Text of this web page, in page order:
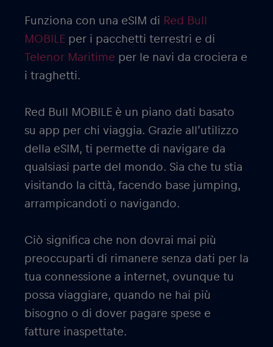
Funziona con una eSIM di Red Bull
MOBILE per i pacchetti terrestri e di
Telenor Maritime per le navi da crociera e
i traghetti.
Red Bull MOBILE è un piano dati basato
su app per chi viaggia. Grazie all’utilizzo
della eSIM, ti permette di navigare da
qualsiasi parte del mondo. Sia che tu stia
visitando la città, facendo base jumping,
arrampicandoti o navigando.
Ciò significa che non dovrai mai più
preoccuparti di rimanere senza dati per la
tua connessione a internet, ovunque tu
possa viaggiare, quando ne hai più
bisogno o di dover pagare spese e
fatture inaspettate.